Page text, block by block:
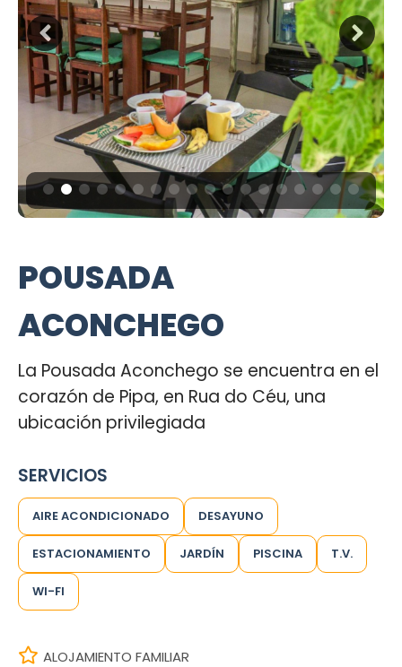
POUSADA
ACONCHEGO
La Pousada Aconchego se encuentra en el
corazón de Pipa, en Rua do Céu, una
ubicación privilegiada
SERVICIOS
AIRE ACONDICIONADO DESAYUNO
ESTACIONAMIENTO JARDÍN PISCINA T.V.
WI-FI
ALOJAMIENTO FAMILIAR